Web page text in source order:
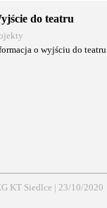
do teatru
o wyjściu do teatru
KT Siedlce | 23/10/2020